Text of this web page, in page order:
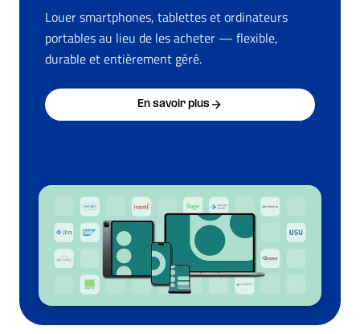
Louer smartphones, tablettes et ordinateurs
portables au lieu de les acheter — flexible,
durable et entièrement géré.
En savoir plus